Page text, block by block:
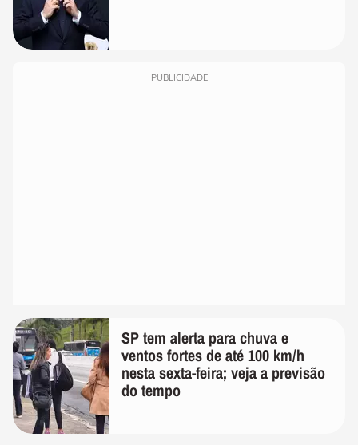
PUBLICIDADE
SP tem alerta para chuva e
ventos fortes de até 100 km/h
nesta sexta-feira; veja a previsão
do tempo